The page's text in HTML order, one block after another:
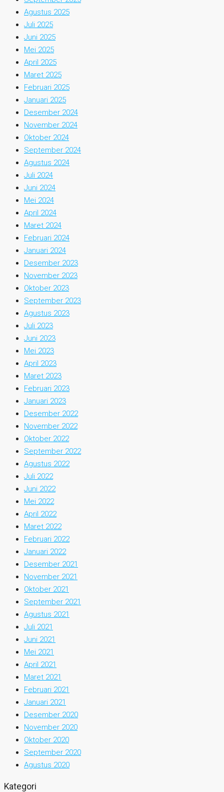
Agustus 2025
Juli 2025
Juni 2025
Mei 2025
April 2025
Maret 2025
Februari 2025
Januari 2025
Desember 2024
November 2024
Oktober 2024
September 2024
Agustus 2024
Juli 2024
Juni 2024
Mei 2024
April 2024
Maret 2024
Februari 2024
Januari 2024
Desember 2023
November 2023
Oktober 2023
September 2023
Agustus 2023
Juli 2023
Juni 2023
Mei 2023
April 2023
Maret 2023
Februari 2023
Januari 2023
Desember 2022
November 2022
Oktober 2022
September 2022
Agustus 2022
Juli 2022
Juni 2022
Mei 2022
April 2022
Maret 2022
Februari 2022
Januari 2022
Desember 2021
November 2021
Oktober 2021
September 2021
Agustus 2021
Juli 2021
Juni 2021
Mei 2021
April 2021
Maret 2021
Februari 2021
Januari 2021
Desember 2020
November 2020
Oktober 2020
September 2020
Agustus 2020
Kategori